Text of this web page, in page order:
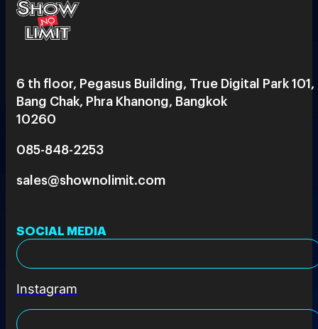
6 th floor, Pegasus Building, True Digital Park 101,
Bang Chak, Phra Khanong, Bangkok
10260
085-848-2253
sales@shownolimit.com
SOCIAL MEDIA
Instagram